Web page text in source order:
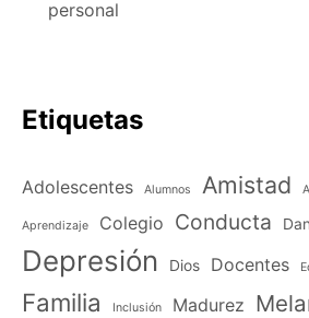
personal
Etiquetas
Adolescentes Alumnos Amistad
Aprendizaje Colegio Conducta
Depresión Dios Docentes
Familia Inclusión Madurez